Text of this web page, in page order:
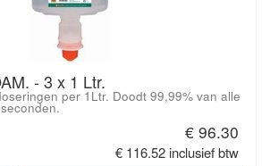
- 3 x 1 Ltr.
per 1Ltr. Doodt 99,99% van alle
€ 96.30
€ 116.52 inclusief btw